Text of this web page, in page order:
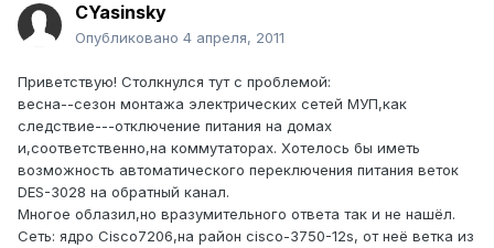
CYasinsky
Опубликовано 4 апреля, 2011
Приветствую! Столкнулся тут с проблемой:
весна--сезон монтажа электрических сетей МУП,как
следствие---отключение питания на домах
и,соответственно,на коммутаторах. Хотелось бы иметь
возможность автоматического переключения питания веток
DES-3028 на обратный канал.
Многое облазил,но вразумительного ответа так и не нашёл.
Сеть: ядро Cisco7206,на район cisco-3750-12s, от неё ветка из